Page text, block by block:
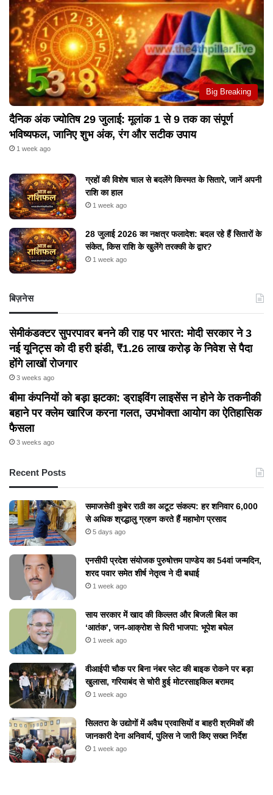
Big Breaking
दैनिक अंक ज्योतिष 29 जुलाई: मूलांक 1 से 9 तक का संपूर्ण
भविष्यफल, जानिए शुभ अंक, रंग और सटीक उपाय
1 week ago
ग्रहों की विशेष चाल से बदलेंगे किस्मत के सितारे, जानें अपनी
राशि का हाल
1 week ago
28 जुलाई 2026 का नक्षत्र फलादेश: बदल रहे हैं सितारों के
संकेत, किस राशि के खुलेंगे तरक्की के द्वार?
1 week ago
बिज़नेस
सेमीकंडक्टर सुपरपावर बनने की राह पर भारत: मोदी सरकार ने 3
नई यूनिट्स को दी हरी झंडी, ₹1.26 लाख करोड़ के निवेश से पैदा
होंगे लाखों रोजगार
3 weeks ago
बीमा कंपनियों को बड़ा झटका: ड्राइविंग लाइसेंस न होने के तकनीकी
बहाने पर क्लेम खारिज करना गलत, उपभोक्ता आयोग का ऐतिहासिक
फैसला
3 weeks ago
Recent Posts
समाजसेवी कुबेर राठी का अटूट संकल्प: हर शनिवार 6,000
से अधिक श्रद्धालु ग्रहण करते हैं महाभोग प्रसाद
5 days ago
एनसीपी प्रदेश संयोजक पुरुषोत्तम पाण्डेय का 54वां जन्मदिन,
शरद पवार समेत शीर्ष नेतृत्व ने दी बधाई
1 week ago
​साय सरकार में खाद की किल्लत और बिजली बिल का
‘आतंक’, जन-आक्रोश से घिरी भाजपा: भूपेश बघेल
1 week ago
वीआईपी चौक पर बिना नंबर प्लेट की बाइक रोकने पर बड़ा
खुलासा, गरियाबंद से चोरी हुई मोटरसाइकिल बरामद
1 week ago
सिलतरा के उद्योगों में अवैध प्रवासियों व बाहरी श्रमिकों की
जानकारी देना अनिवार्य, पुलिस ने जारी किए सख्त निर्देश
1 week ago